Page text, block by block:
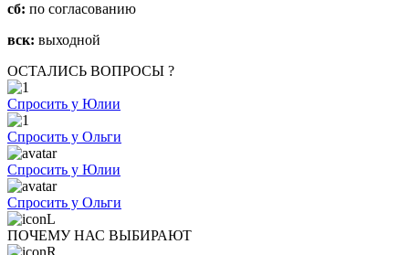
сб: по согласованию
вск: выходной
ОСТАЛИСЬ ВОПРОСЫ ?
Спросить у Юлии
Спросить у Ольги
Спросить у Юлии
Спросить у Ольги
ПОЧЕМУ НАС ВЫБИРАЮТ